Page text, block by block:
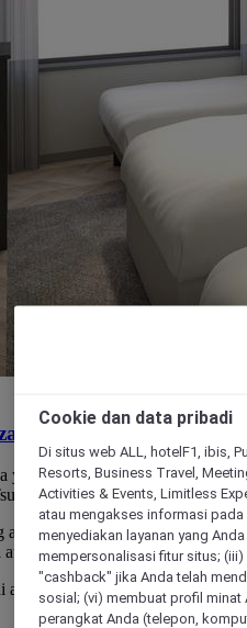
East
yang suka berkunjung ke area
autentik dengan bak mandi
area sekitar hotel yang
Cookie dan data pribadi
Di situs web ALL, hotelF1, ibis,
Resorts, Business Travel,
Activities & Events, Limitless
atau mengakses informasi
menyediakan layanan yang
mempersonalisasi fitur situs;
"cashback" jika Anda telah
sosial; (vi) membuat profil
perangkat Anda (telepon,